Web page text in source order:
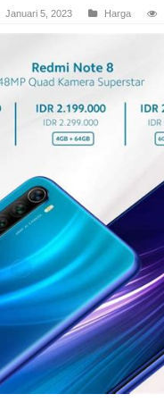
Januari 5, 2023 Harga